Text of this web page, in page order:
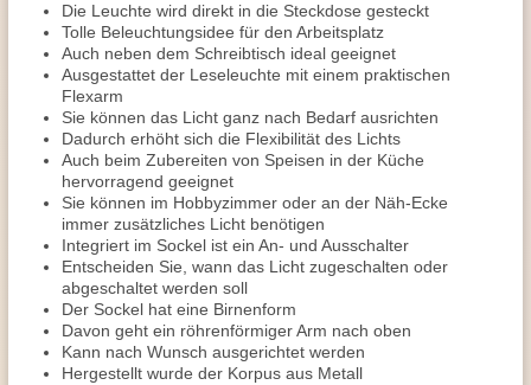
Die Leuchte wird direkt in die Steckdose gesteckt
Tolle Beleuchtungsidee für den Arbeitsplatz
Auch neben dem Schreibtisch ideal geeignet
Ausgestattet der Leseleuchte mit einem praktischen
Flexarm
Sie können das Licht ganz nach Bedarf ausrichten
Dadurch erhöht sich die Flexibilität des Lichts
Auch beim Zubereiten von Speisen in der Küche
hervorragend geeignet
Sie können im Hobbyzimmer oder an der Näh-Ecke
immer zusätzliches Licht benötigen
Integriert im Sockel ist ein An- und Ausschalter
Entscheiden Sie, wann das Licht zugeschalten oder
abgeschaltet werden soll
Der Sockel hat eine Birnenform
Davon geht ein röhrenförmiger Arm nach oben
Kann nach Wunsch ausgerichtet werden
Hergestellt wurde der Korpus aus Metall